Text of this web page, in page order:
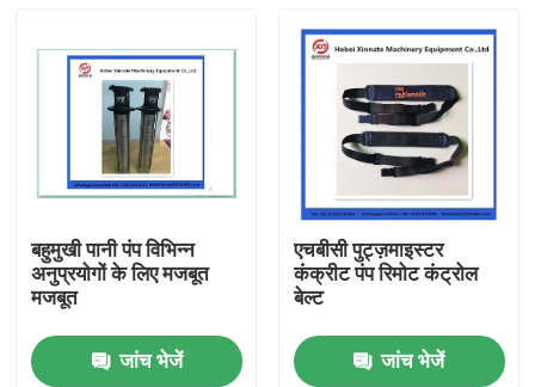
बहुमुखी पानी पंप विभिन्न
अनुप्रयोगों के लिए मजबूत
मजबूत
जांच भेजें
एचबीसी पुट्ज़माइस्टर
कंक्रीट पंप रिमोट कंट्रोल
बेल्ट
जांच भेजें